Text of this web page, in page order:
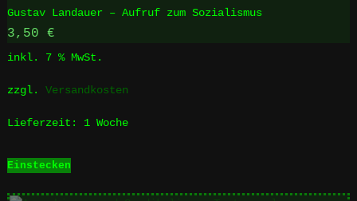
Gustav Landauer – Aufruf zum Sozialismus
3,50 €
inkl. 7 % MwSt.
zzgl. Versandkosten
Lieferzeit: 1 Woche
Einstecken